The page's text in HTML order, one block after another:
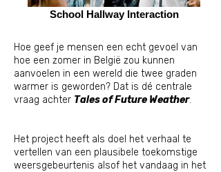
School Hallway Interaction
Hoe geef je mensen een echt gevoel van
hoe een zomer in België zou kunnen
aanvoelen in een wereld die twee graden
warmer is geworden? Dat is dé centrale
vraag achter Tales of Future Weather.
Het project heeft als doel het verhaal te
vertellen van een plausibele toekomstige
weersgebeurtenis alsof het vandaag in het